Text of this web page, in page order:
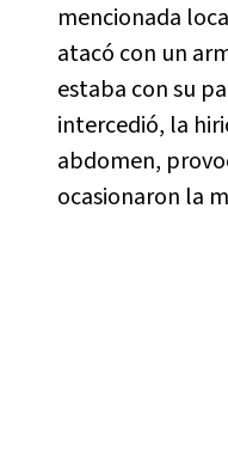
mencionada
atacó con un
estaba con su
intercedió, la
abdomen,
ocasionaron la